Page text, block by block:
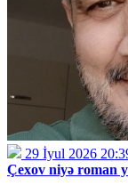
29 İyul 2026
Çexov niyə roman